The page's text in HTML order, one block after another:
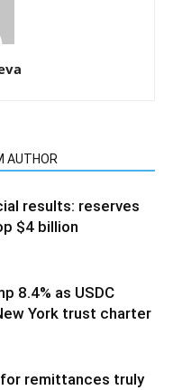
AUTHOR
results: reserves
$4 billion
8.4% as USDC
York trust charter
remittances truly